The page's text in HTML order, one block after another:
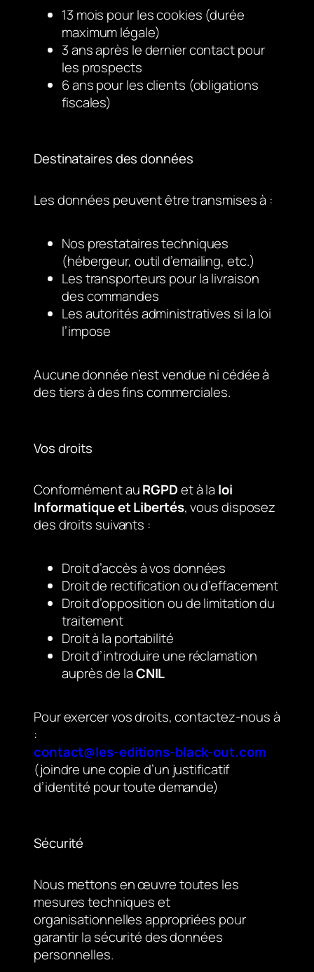
13 mois pour les cookies (durée
maximum légale)
3 ans après le dernier contact pour
les prospects
6 ans pour les clients (obligations
fiscales)
Destinataires des données
Les données peuvent être transmises à :
Nos prestataires techniques
(hébergeur, outil d’emailing, etc.)
Les transporteurs pour la livraison
des commandes
Les autorités administratives si la loi
l’impose
Aucune donnée n’est vendue ni cédée à
des tiers à des fins commerciales.
Vos droits
Conformément auRGPDet à la loi
Informatique et Libertés, vous disposez
des droits suivants :
Droit d’accès à vos données
Droit de rectification ou d’effacement
Droit d’opposition ou de limitation du
traitement
Droit à la portabilité
Droit d’introduire une réclamation
auprès de laCNIL
Pour exercer vos droits, contactez-nous à
:
contact@les-editions-black-out.com
(joindre une copie d’un justificatif
d’identité pour toute demande)
Sécurité
Nous mettons en œuvre toutes les
mesures techniques et
organisationnelles appropriées pour
garantir la sécurité des données
personnelles.